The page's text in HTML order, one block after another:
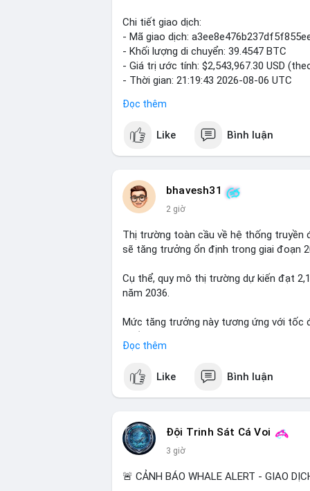
Chi tiết giao dịch:
- Mã giao dịch:
- Khối lượng di chuyển: 39.4547 BTC
- Giá trị ước tính: $2,543,967.30 USD
- Thời gian: 21:19:43 2026-08-06 UTC
Nhận định phân tích:
thấy một cá voi đang thực hiện hành vi
thái này có thể là bước chuẩn bị cho
thuộc sàn giao dịch, đây là tín hiệu tích
vào xu hướng tăng giá. Tâm lý thị
của số BTC này.
Lời khuyên cho nhà đầu tư nhỏ lẻ:
Theo dõi sát điểm đến của giao dịch
thái quá trước biến động ngắn hạn.
Đọc thêm
Like Bình luận
bhavesh31
2 giờ
Thị trường toàn cầu về hệ thống truyền
sẽ tăng trưởng ổn định trong giai đoạn
Cụ thể, quy mô thị trường dự kiến đạt
năm 2036.
Mức tăng trưởng này tương ứng với tốc
nghiêm ngặt, là những yếu tố chính
Đọc thêm
Like Bình luận
Đội Trinh Sát Cá Voi
3 giờ
🚨 CẢNH BÁO WHALE ALERT - GIAO